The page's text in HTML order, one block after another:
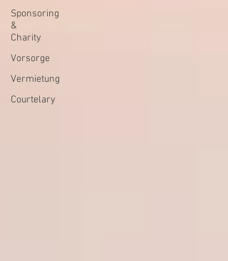
Sponsoring
&
Charity
Vorsorge
Vermietung
Courtelary